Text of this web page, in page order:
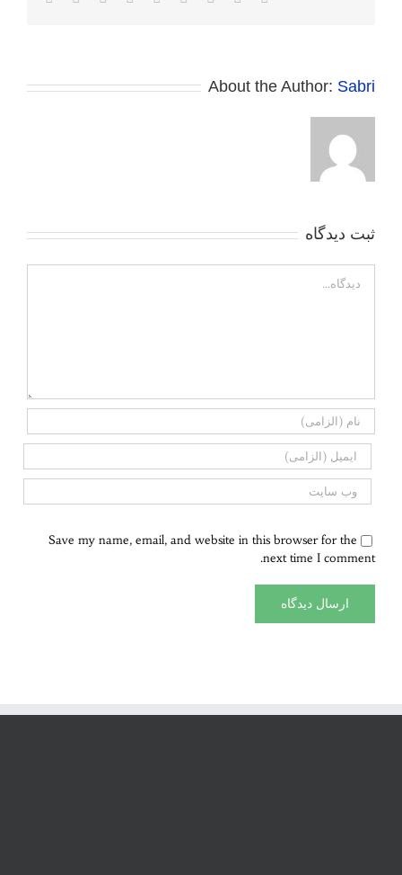
About the Author: Sabri
ثبت ديدگاه
Save my name, email, and website in this browser for the
next time I comment.